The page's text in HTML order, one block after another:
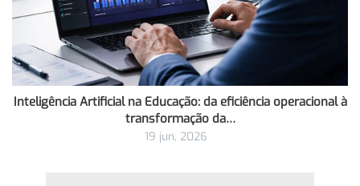
Inteligência Artificial na Educação: da eficiência operacional à
transformação da…
19 jun, 2026